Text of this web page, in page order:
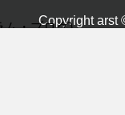
ム・ブログ)Copyright arst